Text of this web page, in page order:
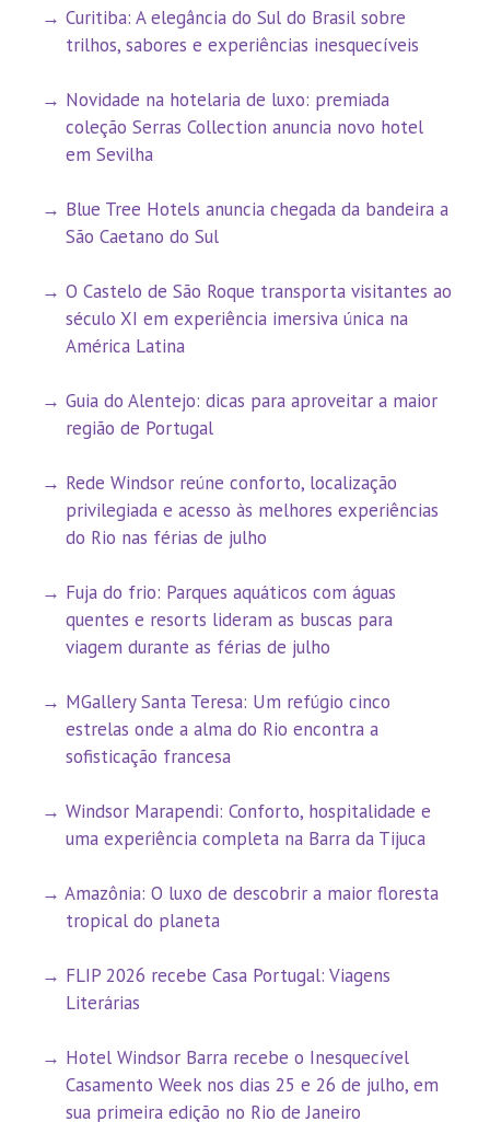
Curitiba: A elegância do Sul do Brasil sobre
trilhos, sabores e experiências inesquecíveis
Novidade na hotelaria de luxo: premiada
coleção Serras Collection anuncia novo hotel
em Sevilha
Blue Tree Hotels anuncia chegada da bandeira a
São Caetano do Sul
O Castelo de São Roque transporta visitantes ao
século XI em experiência imersiva única na
América Latina
Guia do Alentejo: dicas para aproveitar a maior
região de Portugal
Rede Windsor reúne conforto, localização
privilegiada e acesso às melhores experiências
do Rio nas férias de julho
Fuja do frio: Parques aquáticos com águas
quentes e resorts lideram as buscas para
viagem durante as férias de julho
MGallery Santa Teresa: Um refúgio cinco
estrelas onde a alma do Rio encontra a
sofisticação francesa
Windsor Marapendi: Conforto, hospitalidade e
uma experiência completa na Barra da Tijuca
Amazônia: O luxo de descobrir a maior floresta
tropical do planeta
FLIP 2026 recebe Casa Portugal: Viagens
Literárias
Hotel Windsor Barra recebe o Inesquecível
Casamento Week nos dias 25 e 26 de julho, em
sua primeira edição no Rio de Janeiro